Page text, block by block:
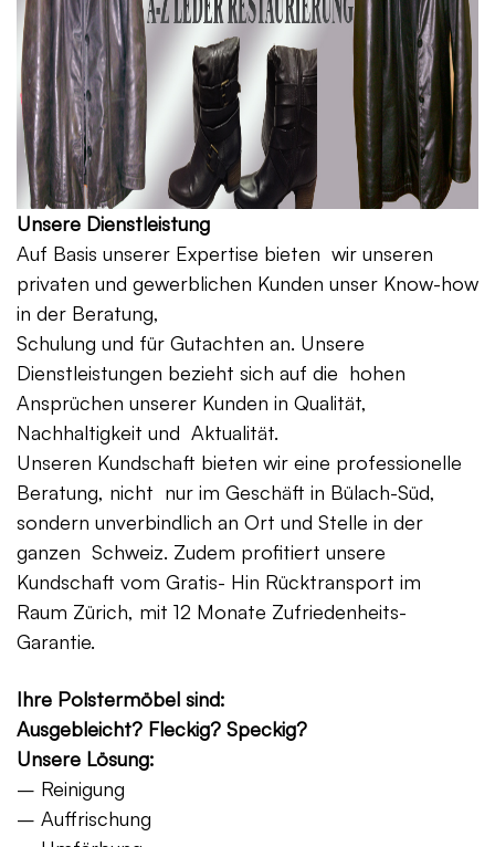
Unsere Dienstleistung
Auf Basis unserer Expertise bieten wir unseren
privaten und gewerblichen Kunden unser Know-how
in der Beratung,
Schulung und für Gutachten an. Unsere
Dienstleistungen bezieht sich auf die hohen
Ansprüchen unserer Kunden in Qualität,
Nachhaltigkeit und Aktualität.
Unseren Kundschaft bieten wir eine professionelle
Beratung, nicht nur im Geschäft in Bülach-Süd,
sondern unverbindlich an Ort und Stelle in der
ganzen Schweiz. Zudem profitiert unsere
Kundschaft vom Gratis- Hin Rücktransport im
Raum Zürich, mit 12 Monate Zufriedenheits-
Garantie.
Ihre Polstermöbel sind:
Ausgebleicht? Fleckig? Speckig?
Unsere Lösung:
– Reinigung
– Auffrischung